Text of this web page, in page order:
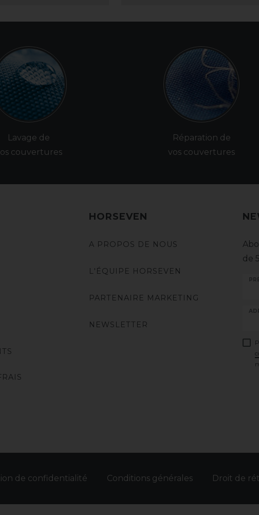
Lavage de
couvertures
Réparation de
vos couvertures
HORSEVEN
A PROPOS DE NOUS
L'ÉQUIPE HORSEVEN
PARTENAIRE MARKETING
NEWSLETTER
de
de confidentialité Conditions générales Droit de